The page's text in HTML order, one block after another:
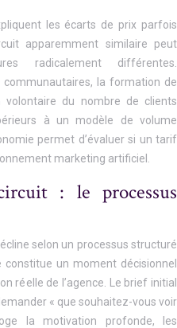
les écarts de prix parfois
apparemment similaire peut
radicalement différentes.
communautaires, la formation de
volontaire du nombre de clients
à un modèle de volume
permet d’évaluer si un tarif
marketing artificiel.
: le processus
selon un processus structuré
un moment décisionnel
réelle de l’agence. Le brief initial
« que souhaitez-vous voir
la motivation profonde, les